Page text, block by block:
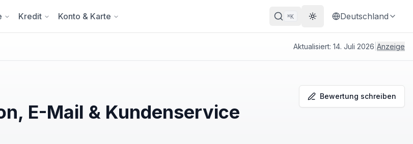
Kredit Konto & Karte ⌘K Theme wechseln
Deutschland
Aktualisiert: 14. Juli 2026 Anzeige
E-Mail & Kundenservice
Bewertung schreiben